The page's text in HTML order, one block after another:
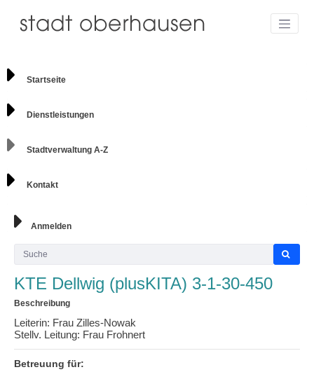
Startseite
Dienstleistungen
Stadtverwaltung A-Z
Kontakt
Anmelden
KTE Dellwig (plusKITA) 3-1-30-450
Beschreibung
Leiterin: Frau Zilles-Nowak
Stellv. Leitung: Frau Frohnert
Betreuung für: